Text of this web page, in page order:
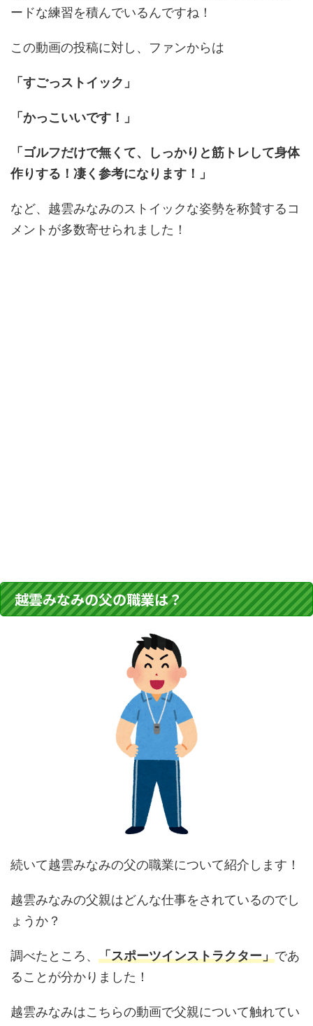
ードな練習を積んでいるんですね！
この動画の投稿に対し、ファンからは
「すごっストイック」
「かっこいいです！」
「ゴルフだけで無くて、しっかりと筋トレして身体
作りする！凄く参考になります！」
など、越雲みなみのストイックな姿勢を称賛するコ
メントが多数寄せられました！
越雲みなみの父の職業は？
続いて越雲みなみの父の職業について紹介します！
越雲みなみの父親はどんな仕事をされているのでし
ょうか？
調べたところ、 「スポーツインストラクター」であ
ることが分かりました！
越雲みなみはこちらの動画で父親について触れてい